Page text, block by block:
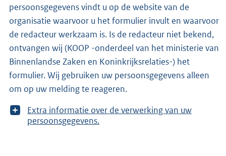
persoonsgegevens vindt u op de website van de
organisatie waarvoor u het formulier invult en waarvoor
de redacteur werkzaam is. Is de redacteur niet bekend,
ontvangen wij (KOOP -onderdeel van het ministerie van
Binnenlandse Zaken en Koninkrijksrelaties-) het
formulier. Wij gebruiken uw persoonsgegevens alleen
om op uw melding te reageren.
T
o
Extra informatie over de verwerking van uw
persoonsgegevens.